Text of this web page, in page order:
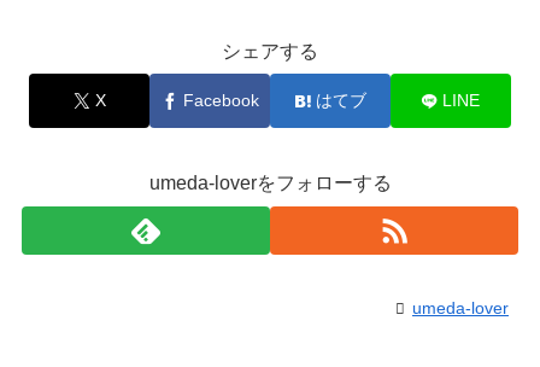
シェアする
X Facebook はてブ LINE
umeda-loverをフォローする
umeda-lover